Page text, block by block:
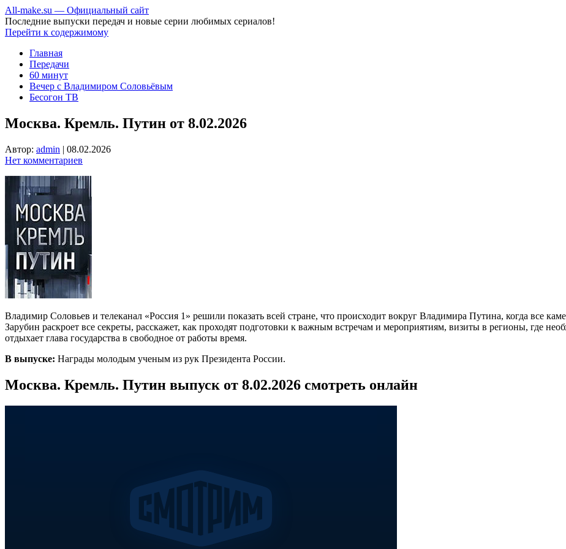
All-make.su — Официальный сайт
Последние выпуски передач и новые серии любимых сериалов!
Перейти к содержимому
Главная
Передачи
60 минут
Вечер с Владимиром Соловьёвым
Бесогон ТВ
Москва. Кремль. Путин от 8.02.2026
Автор: admin | 08.02.2026
Нет комментариев
Владимир Соловьев и телеканал «Россия 1» решили показать всей стране, что происходит вокруг Владимира Путина, когда все
Зарубин раскроет все секреты, расскажет, как проходят подготовки к важным встречам и мероприятиям, визиты в регионы, где
отдыхает глава государства в свободное от работы время.
В выпуске: Награды молодым ученым из рук Президента России.
Москва. Кремль. Путин выпуск от 8.02.2026 смотреть онлайн